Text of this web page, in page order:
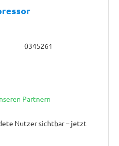
0345261
Partnern
Nutzer sichtbar – jetzt